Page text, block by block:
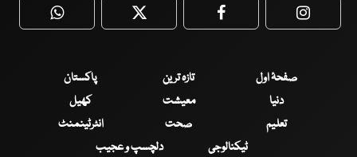
WhatsApp Twitter Facebook
صفحۂ اول تازہ ترین
پاکستان
دنیا
معیشت
کھیل
تعلیم
صحت
انٹرٹینمنٹ
ٹیکنالوجی
دلچسپ و عجیب